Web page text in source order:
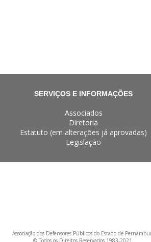
SERVIÇOS E INFORMAÇÕES
Associados
Diretoria
Estatuto (em alterações já aprovadas)
Legislação
Associação dos Defensores Públicos do Estado de
© Todos os Direitos Reservados 1983-2021.